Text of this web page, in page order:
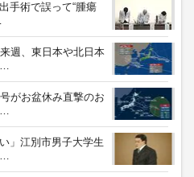
手術で誤って“腫瘍
週、東日本や北日本
…
がお盆休み直撃のお
…
」江別市男子大学生
…